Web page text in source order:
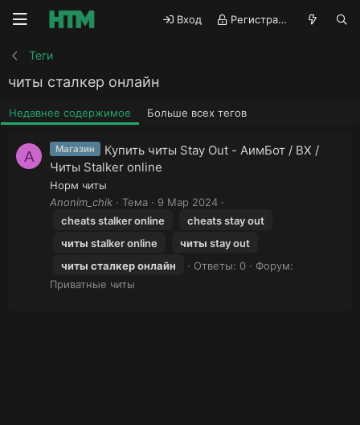
Вход Регистрация
Теги
читы сталкер онлайн
Недавнее содержимое Больше всех тегов
A Магазин
Купить читы Stay Out - АимБот / ВХ /
Читы Stalker online
Норм читы
Anonim_chik
Тема
9 Мар 2024
cheats stalker online
cheats stay out
читы stalker online читы stay out
читы сталкеронлайн Ответы: 0
Форум:
Приватные читы